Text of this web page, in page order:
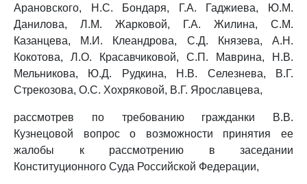
Арановского, Н.С. Бондаря, Г.А. Гаджиева, Ю.М.
Данилова, Л.М. Жарковой, Г.А. Жилина, С.М.
Казанцева, М.И. Клеандрова, С.Д. Князева, А.Н.
Кокотова, Л.О. Красавчиковой, С.П. Маврина, Н.В.
Мельникова, Ю.Д. Рудкина, Н.В. Селезнева, В.Г.
Стрекозова, О.С. Хохряковой, В.Г. Ярославцева,
рассмотрев по требованию гражданки В.В.
Кузнецовой вопрос о возможности принятия ее
жалобы к рассмотрению в заседании
Конституционного Суда Российской Федерации,